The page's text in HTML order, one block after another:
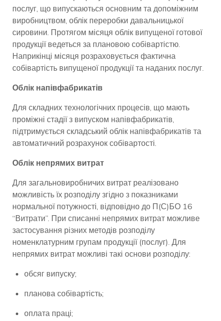
послуг, що випускаються основним та допоміжним
виробництвом, облік переробки давальницької
сировини. Протягом місяця облік випущеної готової
продукції ведеться за плановою собівартістю.
Наприкінці місяця розраховується фактична
собівартість випущеної продукції та наданих послуг.
Облік напівфабрикатів
Для складних технологічних процесів, що мають
проміжні стадії з випуском напівфабрикатів,
підтримується складський облік напівфабрикатів та
автоматичний розрахунок собівартості.
Облік непрямих витрат
Для загальновиробничих витрат реалізовано
можливість їх розподілу згідно з показниками
нормальної потужності, відповідно до П(С)БО 16
“Витрати”. При списанні непрямих витрат можливе
застосування різних методів розподілу
номенклатурним групам продукції (послуг). Для
непрямих витрат можливі такі основи розподілу:
обсяг випуску;
планова собівартість;
оплата праці;